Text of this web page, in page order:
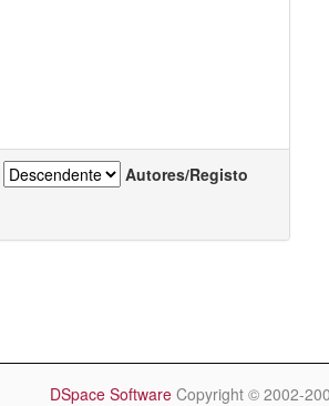
Autores/Registo
DSpace Software Copyright © 2002-